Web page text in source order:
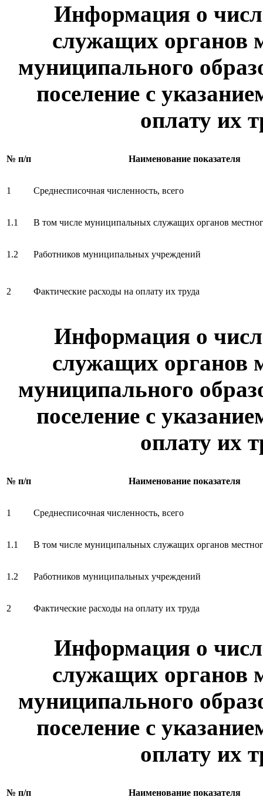
Информация о
служащих органов
муниципального
поселение с
оплату их
№ п/п Наименование показателя
1 Среднесписочная численность, всего
1.1 В том числе муниципальных служащих органов
1.2 Работников муниципальных учреждений
2 Фактические расходы на оплату их труда
Информация о
служащих органов
муниципального
поселение с
оплату их
№ п/п Наименование показателя
1 Среднесписочная численность, всего
1.1 В том числе муниципальных служащих органов
1.2 Работников муниципальных учреждений
2 Фактические расходы на оплату их труда
Информация о
служащих органов
муниципального
поселение с
оплату их
№ п/п Наименование показателя